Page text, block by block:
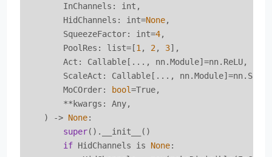
        InChannels: int,
        HidChannels: int=
None,
        SqueezeFactor: int=
4,
        PoolRes: list=[
1 , 2 , 3],
        Act: Callable[..., nn.Module]=nn.ReLU,
ScaleAct: Callable[...,
        MoCOrder:
bool=True,
        **kwargs: Any,
    ) ->
None:
super().__init__()
if HidChannels is None: